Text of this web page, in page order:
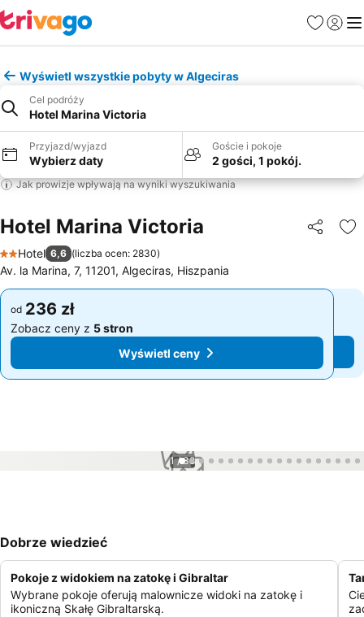
Ulubione
Wyświetl wszystkie pobyty w Algeciras
Cel podróży
Hotel Marina Victoria
Przyjazd/wyjazd
Wybierz daty
Goście i pokoje
2 gości, 1 pokój.
Jak prowizje wpływają na wyniki wyszukiwania
Hotel Marina Victoria
2 Kategoria
Hotel 6,6 (liczba ocen: 2830)
Av. la Marina, 7, 11201, Algeciras, Hiszpania
od 236 zł
Zobacz ceny z 5 stron
Wyświetl ceny
od 236 zł
Zobacz ceny z 5 stron
Wyświetl ceny
1 / 38
Dobrze wiedzieć
Pokoje z widokiem na zatokę i Gibraltar
Wybrane pokoje oferują malownicze widoki na zatokę i
ikoniczną Skałę Gibraltarską.